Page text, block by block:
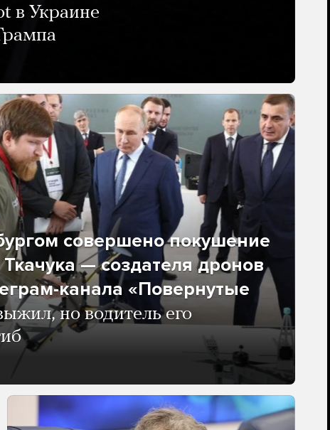
в Украине
совершено покушение
— создателя дронов
канала «Повернутые
но водитель его